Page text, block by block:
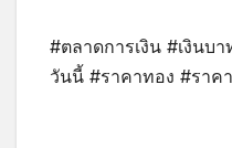
#ตลาดการเงิน #เงินบ
วันนี้ #ราคาทอง #ราค